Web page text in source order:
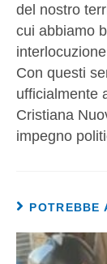
del nostro
cui abbiamo
Con questi
ufficialmente
Cristiana
impegno
POTREBBE